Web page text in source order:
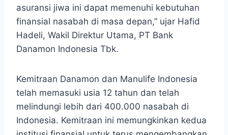
asuransi jiwa ini dapat memenuhi kebutuhan
finansial nasabah di masa depan,” ujar Hafid
Hadeli, Wakil Direktur Utama, PT Bank
Danamon Indonesia Tbk.
Kemitraan Danamon dan Manulife Indonesia
telah memasuki usia 12 tahun dan telah
melindungi lebih dari 400.000 nasabah di
Indonesia. Kemitraan ini memungkinkan kedua